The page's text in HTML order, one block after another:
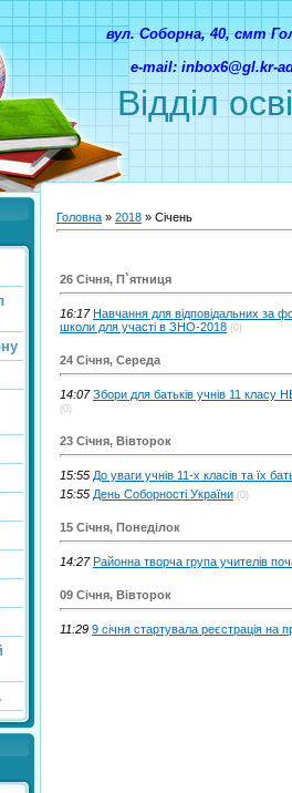
Відділ
вул. Соборна, 40, смт
e-mail: inbox6@gl.kr-
Головна » 2018 » Січень
26 Січня, П`ятниця
16:17 Навчання для відповідальних за
школи для участі в ЗНО-2018 (0)
24 Січня, Середа
14:07 Збори для батьків учнів 11 класу
(0)
23 Січня, Вівторок
15:55 До уваги учнів 11-х класів та їх
15:55 День Соборності України (0)
15 Січня, Понеділок
14:27 Районна творча група учителів
09 Січня, Вівторок
11:29 9 січня стартувала реєстрація на